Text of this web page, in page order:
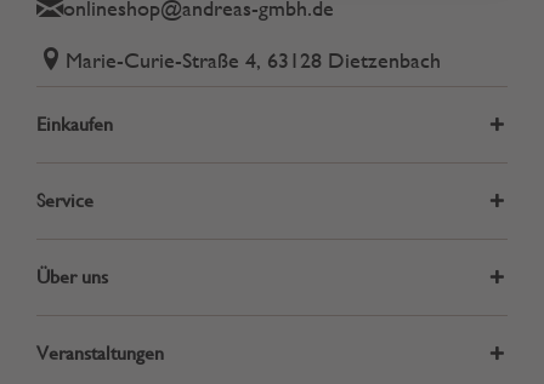
onlineshop@andreas-gmbh.de
Marie-Curie-Straße 4, 63128 Dietzenbach
Einkaufen
Service
Über uns
Veranstaltungen